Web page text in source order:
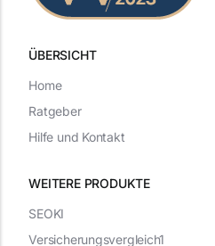
ÜBERSICHT
WEITERE PRODUKTE
SEOKI
Versicherungsvergleich1
Home
Ratgeber
Hilfe und Kontakt